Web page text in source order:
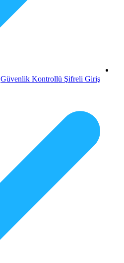
Güvenlik Kontrollü Şifreli Giriş